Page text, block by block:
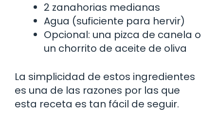
2 zanahorias medianas
Agua (suficiente para hervir)
Opcional: una pizca de canela o
un chorrito de aceite de oliva
La simplicidad de estos ingredientes
es una de las razones por las que
esta receta es tan fácil de seguir.